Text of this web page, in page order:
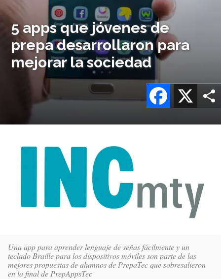
5 apps que jóvenes de
prepa desarrollaron para
mejorar la sociedad
X
Facebook
Una app para aprender lenguaje de señas fácilmente y un
teclado Braille para los dispositivos móviles son parte de las
mejores propuestas de alumnos de PrepaTec que sobresalieron
en la final de PrepAppsTec